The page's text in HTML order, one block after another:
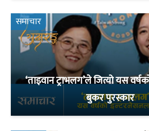
समाचार
‘ताइवान ट्राभलग’ले जित्यो यस
बुकर पुरस्कार